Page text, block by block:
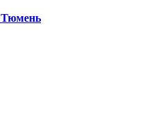
Тюмень